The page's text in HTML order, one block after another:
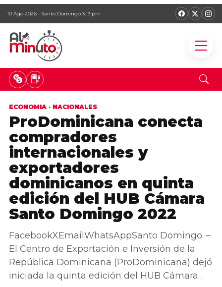
10 Ago 2026 · Santo Domingo 3:13 pm
ECONOMIA · NACIONALES
ProDominicana conecta
compradores
internacionales y
exportadores
dominicanos en quinta
edición del HUB Cámara
Santo Domingo 2022
FacebookXEmailWhatsAppSanto Domingo. –
El Centro de Exportación e Inversión de la
República Dominicana (ProDominicana) dejó
iniciada la quinta edición del HUB Cámara…